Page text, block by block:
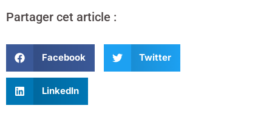
Partager cet article :
Facebook Twitter
LinkedIn